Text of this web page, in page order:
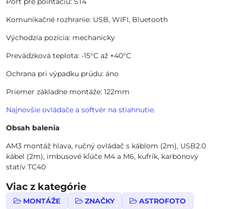
Komunikačné rozhranie: USB, WIFI, Bluetooth
Východzia pozícia: mechanicky
Prevádzková teplota: -15°C až +40°C
Ochrana pri výpadku prúdu: áno
Priemer základne montáže: 122mm
Najnovšie ovládače a softvér na stiahnutie.
Obsah balenia
AM3 montáž hlava, ručný ovládač s káblom (2m), USB2.0
kábel (2m), imbusové kľúče M4 a M6, kufrík, karbónový
statív TC40
Viac z kategórie
MONTÁŽE ZNAČKY
ASTROFOTO